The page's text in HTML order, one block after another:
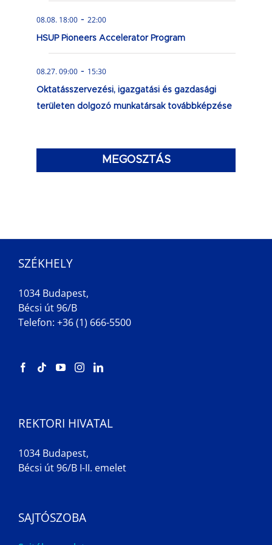
08.08. 18:00 - 22:00
HSUP Pioneers Accelerator Program
08.27. 09:00 - 15:30
Oktatásszervezési, igazgatási és gazdasági
területen dolgozó munkatársak továbbképzése
MEGOSZTÁS
SZÉKHELY
1034 Budapest,
Bécsi út 96/B
Telefon: +36 (1) 666-5500
REKTORI HIVATAL
1034 Budapest,
Bécsi út 96/B I-II. emelet
SAJTÓSZOBA